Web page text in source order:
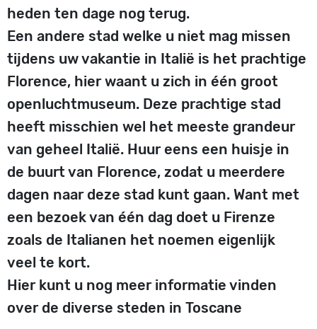
heden ten dage nog terug.
Een andere stad welke u niet mag missen
tijdens uw vakantie in Italië is het prachtige
Florence, hier waant u zich in één groot
openluchtmuseum. Deze prachtige stad
heeft misschien wel het meeste grandeur
van geheel Italië. Huur eens een huisje in
de buurt van Florence, zodat u meerdere
dagen naar deze stad kunt gaan. Want met
een bezoek van één dag doet u Firenze
zoals de Italianen het noemen eigenlijk
veel te kort.
Hier kunt u nog meer informatie vinden
over de diverse steden in Toscane